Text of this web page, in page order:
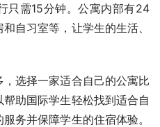
只需15分钟。公寓内部有24
自习室等，让学生的生活、
选择一家适合自己的公寓比
助国际学生轻松找到适合自
务并保障学生的住宿体验。